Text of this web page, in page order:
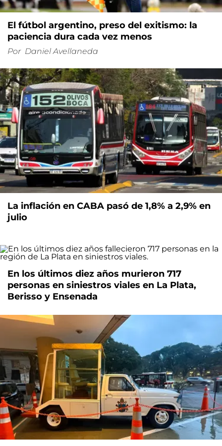
El fútbol argentino, preso del exitismo: la
paciencia dura cada vez menos
Por Daniel Avellaneda
La inflación en CABA pasó de 1,8% a 2,9% en
julio
En los últimos diez años murieron 717
personas en siniestros viales en La Plata,
Berisso y Ensenada